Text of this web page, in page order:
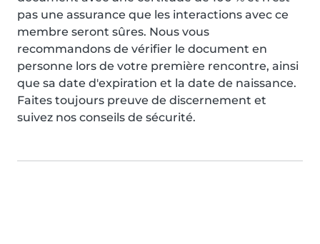
pas une assurance que les interactions avec ce
membre seront sûres. Nous vous
recommandons de vérifier le document en
personne lors de votre première rencontre, ainsi
que sa date d'expiration et la date de naissance.
Faites toujours preuve de discernement et
suivez nos conseils de sécurité.